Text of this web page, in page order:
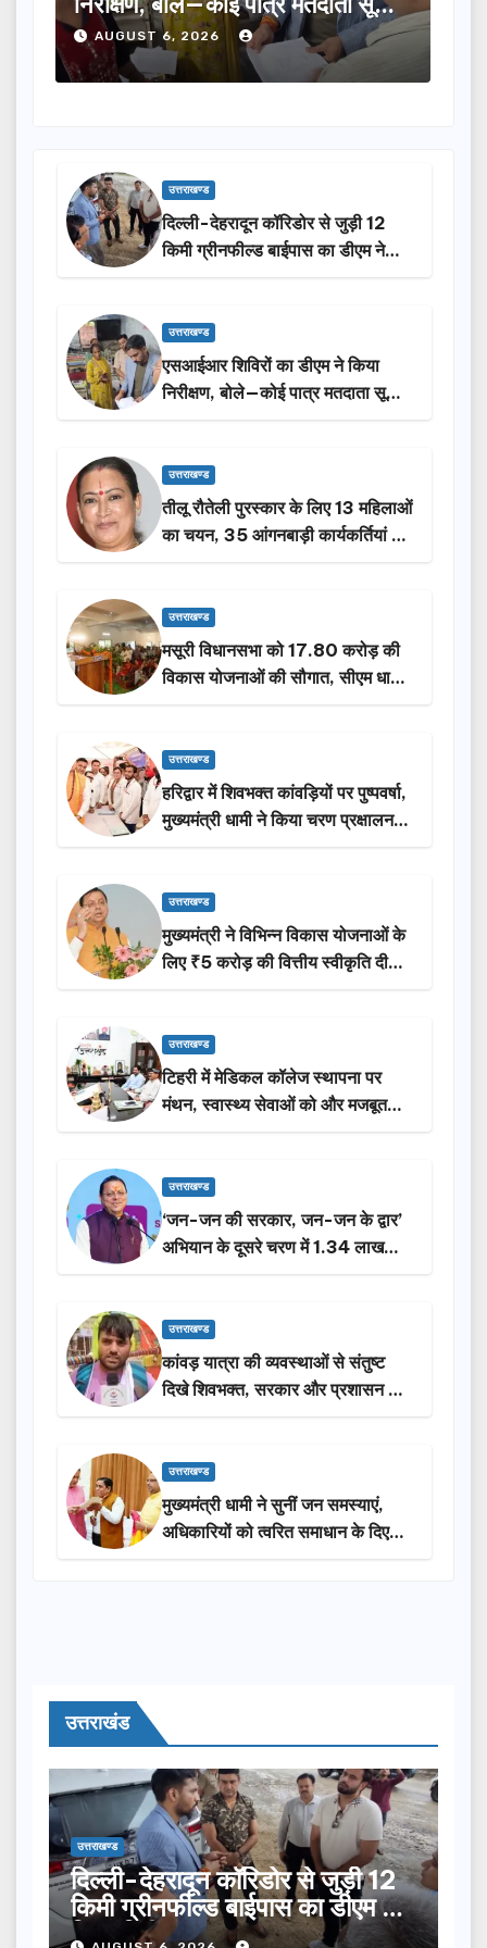
होंगी सम्मानित…
AUGUST 6, 2026
उत्तराखण्ड
दिल्ली-देहरादून कॉरिडोर से जुड़ी 12
किमी ग्रीनफील्ड बाईपास का डीएम ने
किया निरीक्षण…
उत्तराखण्ड
एसआईआर शिविरों का डीएम ने किया
निरीक्षण, बोले—कोई पात्र मतदाता सूची
से न छूटे…
उत्तराखण्ड
तीलू रौतेली पुरस्कार के लिए 13 महिलाओं
का चयन, 35 आंगनबाड़ी कार्यकर्तियां भी
होंगी सम्मानित…
उत्तराखण्ड
मसूरी विधानसभा को 17.80 करोड़ की
विकास योजनाओं की सौगात, सीएम धामी
ने किया लोकार्पण-शिलान्यास.
उत्तराखण्ड
हरिद्वार में शिवभक्त कांवड़ियों पर पुष्पवर्षा,
मुख्यमंत्री धामी ने किया चरण प्रक्षालन…
उत्तराखण्ड
मुख्यमंत्री ने विभिन्न विकास योजनाओं के
लिए ₹5 करोड़ की वित्तीय स्वीकृति दी…
उत्तराखण्ड
टिहरी में मेडिकल कॉलेज स्थापना पर
मंथन, स्वास्थ्य सेवाओं को और मजबूत
करेगी सरकार: मुख्यमंत्री धामी…
उत्तराखण्ड
‘जन-जन की सरकार, जन-जन के द्वार’
अभियान के दूसरे चरण में 1.34 लाख
लोगों की भागीदारी…
उत्तराखण्ड
कांवड़ यात्रा की व्यवस्थाओं से संतुष्ट
दिखे शिवभक्त, सरकार और प्रशासन की
सराहना…
उत्तराखण्ड
मुख्यमंत्री धामी ने सुनीं जन समस्याएं,
अधिकारियों को त्वरित समाधान के दिए
निर्देश
उत्तराखंड
उत्तराखण्ड
दिल्ली-देहरादून कॉरिडोर से जुड़ी 12
किमी ग्रीनफील्ड बाईपास का डीएम ने
किया निरीक्षण…